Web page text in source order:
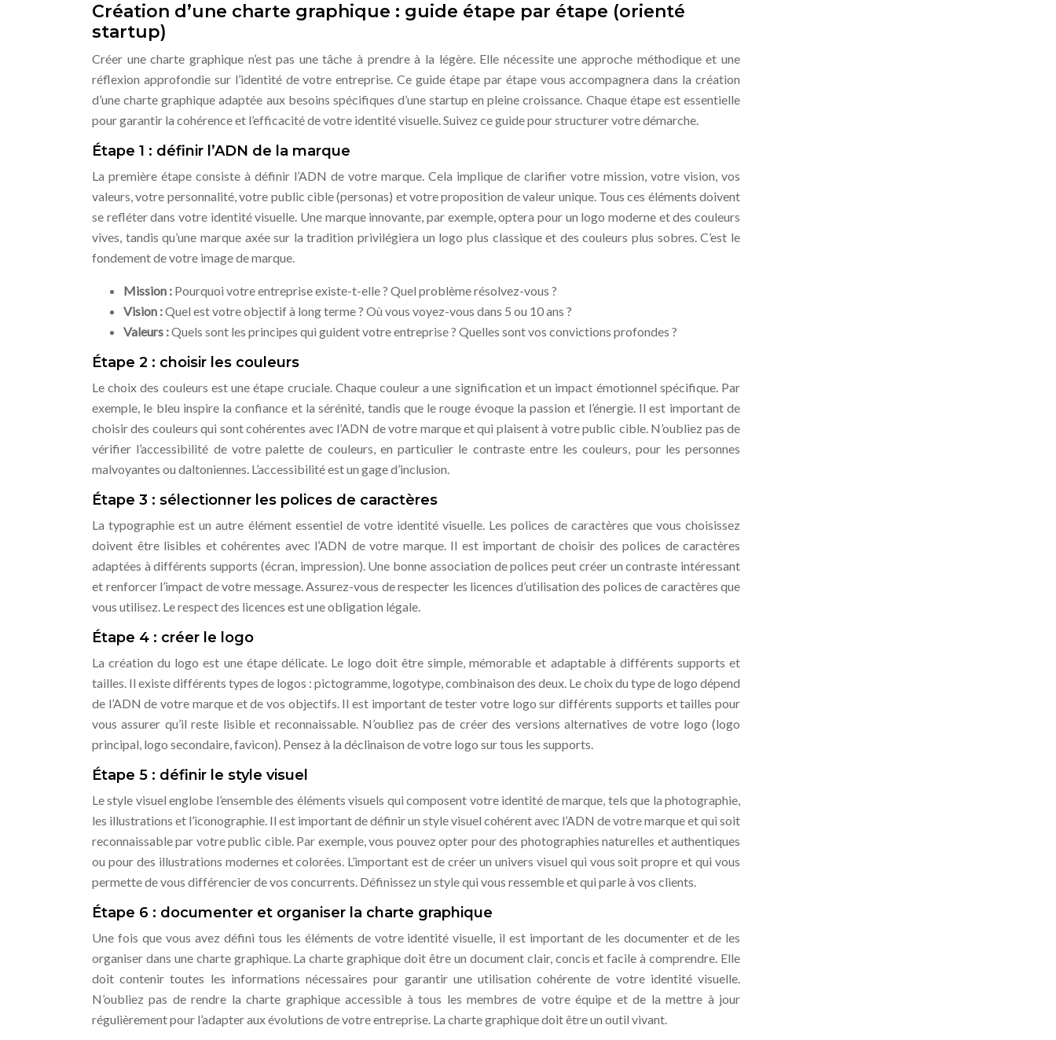
Création d’une charte graphique : guide étape par étape (orienté
startup)
Créer une charte graphique n’est pas une tâche à prendre à la légère. Elle nécessite une approche méthodique et une
réflexion approfondie sur l’identité de votre entreprise. Ce guide étape par étape vous accompagnera dans la création
d’une charte graphique adaptée aux besoins spécifiques d’une startup en pleine croissance. Chaque étape est essentielle
pour garantir la cohérence et l’efficacité de votre identité visuelle. Suivez ce guide pour structurer votre démarche.
Étape 1 : définir l’ADN de la marque
La première étape consiste à définir l’ADN de votre marque. Cela implique de clarifier votre mission, votre vision, vos
valeurs, votre personnalité, votre public cible (personas) et votre proposition de valeur unique. Tous ces éléments doivent
se refléter dans votre identité visuelle. Une marque innovante, par exemple, optera pour un logo moderne et des couleurs
vives, tandis qu’une marque axée sur la tradition privilégiera un logo plus classique et des couleurs plus sobres. C’est le
fondement de votre image de marque.
Mission : Pourquoi votre entreprise existe-t-elle ? Quel problème résolvez-vous ?
Vision :Quel est votre objectif à long terme ? Où vous voyez-vous dans 5 ou 10 ans ?
Valeurs :Quels sont les principes qui guident votre entreprise ? Quelles sont vos convictions profondes ?
Étape 2 : choisir les couleurs
Le choix des couleurs est une étape cruciale. Chaque couleur a une signification et un impact émotionnel spécifique. Par
exemple, le bleu inspire la confiance et la sérénité, tandis que le rouge évoque la passion et l’énergie. Il est important de
choisir des couleurs qui sont cohérentes avec l’ADN de votre marque et qui plaisent à votre public cible. N’oubliez pas de
vérifier l’accessibilité de votre palette de couleurs, en particulier le contraste entre les couleurs, pour les personnes
malvoyantes ou daltoniennes. L’accessibilité est un gage d’inclusion.
Étape 3 : sélectionner les polices de caractères
La typographie est un autre élément essentiel de votre identité visuelle. Les polices de caractères que vous choisissez
doivent être lisibles et cohérentes avec l’ADN de votre marque. Il est important de choisir des polices de caractères
adaptées à différents supports (écran, impression). Une bonne association de polices peut créer un contraste intéressant
et renforcer l’impact de votre message. Assurez-vous de respecter les licences d’utilisation des polices de caractères que
vous utilisez. Le respect des licences est une obligation légale.
Étape 4 : créer le logo
La création du logo est une étape délicate. Le logo doit être simple, mémorable et adaptable à différents supports et
tailles. Il existe différents types de logos : pictogramme, logotype, combinaison des deux. Le choix du type de logo dépend
de l’ADN de votre marque et de vos objectifs. Il est important de tester votre logo sur différents supports et tailles pour
vous assurer qu’il reste lisible et reconnaissable. N’oubliez pas de créer des versions alternatives de votre logo (logo
principal, logo secondaire, favicon). Pensez à la déclinaison de votre logo sur tous les supports.
Étape 5 : définir le style visuel
Le style visuel englobe l’ensemble des éléments visuels qui composent votre identité de marque, tels que la photographie,
les illustrations et l’iconographie. Il est important de définir un style visuel cohérent avec l’ADN de votre marque et qui soit
reconnaissable par votre public cible. Par exemple, vous pouvez opter pour des photographies naturelles et authentiques
ou pour des illustrations modernes et colorées. L’important est de créer un univers visuel qui vous soit propre et qui vous
permette de vous différencier de vos concurrents. Définissez un style qui vous ressemble et qui parle à vos clients.
Étape 6 : documenter et organiser la charte graphique
Une fois que vous avez défini tous les éléments de votre identité visuelle, il est important de les documenter et de les
organiser dans une charte graphique. La charte graphique doit être un document clair, concis et facile à comprendre. Elle
doit contenir toutes les informations nécessaires pour garantir une utilisation cohérente de votre identité visuelle.
N’oubliez pas de rendre la charte graphique accessible à tous les membres de votre équipe et de la mettre à jour
régulièrement pour l’adapter aux évolutions de votre entreprise. La charte graphique doit être un outil vivant.